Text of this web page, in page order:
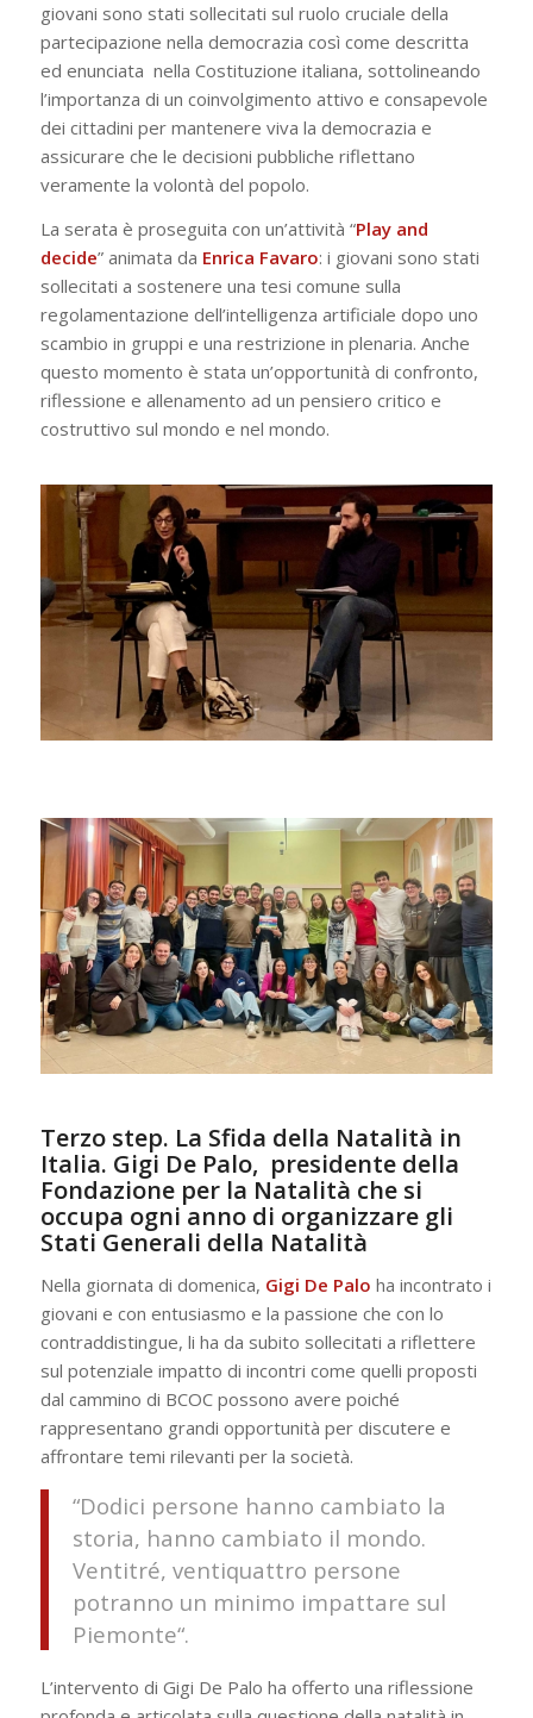
giovani sono stati sollecitati sul ruolo cruciale della
partecipazione nella democrazia così come descritta
ed enunciata nella Costituzione italiana, sottolineando
l’importanza di un coinvolgimento attivo e consapevole
dei cittadini per mantenere viva la democrazia e
assicurare che le decisioni pubbliche riflettano
veramente la volontà del popolo.
La serata è proseguita con un’attività “Play and
decide” animata da Enrica Favaro: i giovani sono stati
sollecitati a sostenere una tesi comune sulla
regolamentazione dell’intelligenza artificiale dopo uno
scambio in gruppi e una restrizione in plenaria. Anche
questo momento è stata un’opportunità di confronto,
riflessione e allenamento ad un pensiero critico e
costruttivo sul mondo e nel mondo.
Terzo step. La Sfida della Natalità in
Italia. Gigi De Palo, presidente della
Fondazione per la Natalità che si
occupa ogni anno di organizzare gli
Stati Generali della Natalità
Nella giornata di domenica, Gigi De Palo ha incontrato i
giovani e con entusiasmo e la passione che con lo
contraddistingue, li ha da subito sollecitati a riflettere
sul potenziale impatto di incontri come quelli proposti
dal cammino di BCOC possono avere poiché
rappresentano grandi opportunità per discutere e
affrontare temi rilevanti per la società.
“Dodici persone hanno cambiato la
storia, hanno cambiato il mondo.
Ventitré, ventiquattro persone
potranno un minimo impattare sul
Piemonte“.
L’intervento di Gigi De Palo ha offerto una riflessione